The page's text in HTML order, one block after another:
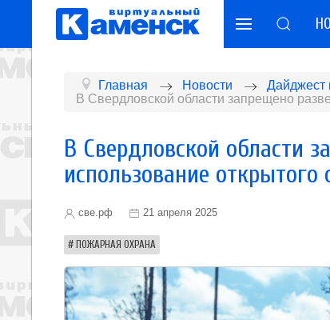
Главная Новости
Дайджест
В Свердловской области запрещено
В Свердловской области
использование открытого
све.рф 21 апреля 2025
ПОЖАРНАЯ ОХРАНА